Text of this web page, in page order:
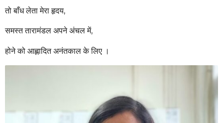
तो बाँध लेता मेरा हृदय,
समस्त तारामंडल अपने अंचल में,
होने को आह्लादित अनंतकाल के लिए ।